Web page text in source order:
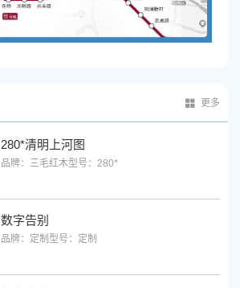
更多
280*清明上河图
品牌：三毛红木型号：280*
数字告别
品牌：定制 型号：定制